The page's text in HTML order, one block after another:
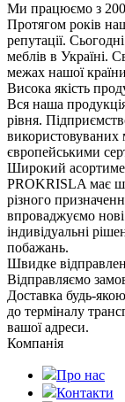
Ми працюємо з
Протягом років
репутації.
меблів в Україні.
межах нашої
Висока якість
Вся наша
рівня.
використовуваних
європейськими
Широкий
PROKRISLA має
різного
впроваджуємо
індивідуальні
побажань.
Швидке
Відправляємо
Доставка будь-
до терміналу
вашої адреси.
Компанія
Про нас
Контакти